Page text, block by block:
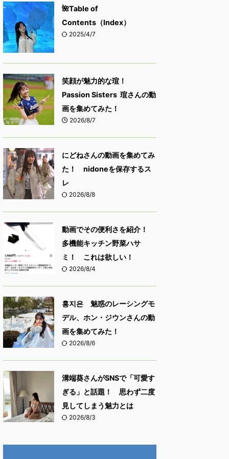
🌺Table of
Contents（Index）
2025/4/7
笑顔が魅力的な瑄！
Passion Sisters 瑄さんの動
画を集めてみた！
2026/8/7
にどねさんの動画を集めてみ
た！ nidoneを保存するス
レ
2026/8/8
動画でその便利さを紹介！
多機能キッチン野菜ハサ
ミ！ これは欲しい！
2026/8/4
홍지은 魅惑のレーシングモ
デル、ホン・ジウンさんの動
画を集めてみた！
2026/8/6
溝端葵さんがSNSで「可愛す
ぎる」と話題！ 思わず二度
見してしまう魅力とは
2026/8/3